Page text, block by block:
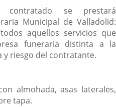
se prestará
Municipal de Valladolid:
todos aquellos servicios que
funeraria distinta a la
y riesgo del contratante.
almohada, asas laterales,
tapa.